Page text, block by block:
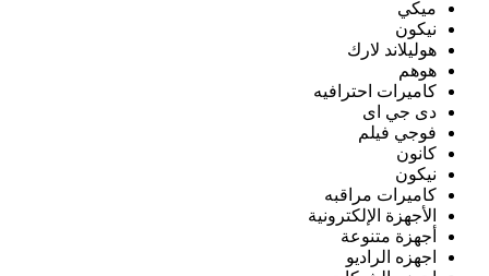
ميكي
نيكون
هوليلاند لارك
هوهم
كاميرات احترافيه
دى جي اى
فوجي فيلم
كانون
نيكون
كاميرات مراقبه
الأجهزة الإلكترونية
أجهزة متنوعة
اجهزه الراديو